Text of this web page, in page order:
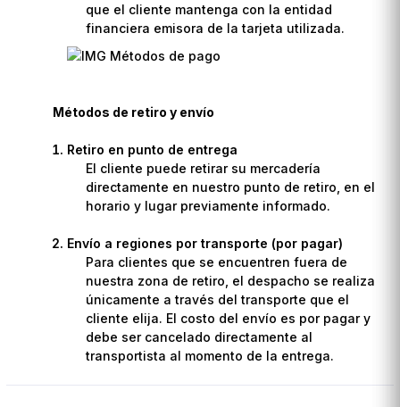
que el cliente mantenga con la entidad
financiera emisora de la tarjeta utilizada.
Métodos de retiro y envío
Retiro en punto de entrega
El cliente puede retirar su mercadería
directamente en nuestro punto de retiro, en el
horario y lugar previamente informado.
Envío a regiones por transporte (por pagar)
Para clientes que se encuentren fuera de
nuestra zona de retiro, el despacho se realiza
únicamente a través del transporte que el
cliente elija. El costo del envío es por pagar y
debe ser cancelado directamente al
transportista al momento de la entrega.